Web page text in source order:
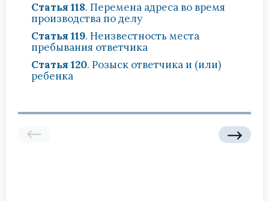
Статья 118. Перемена адреса во время
производства по делу
Статья 119. Неизвестность места
пребывания ответчика
Статья 120. Розыск ответчика и (или)
ребенка